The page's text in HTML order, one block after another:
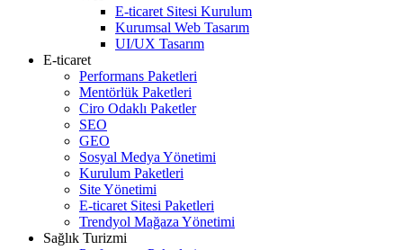
E-ticaret Sitesi Kurulum
Kurumsal Web Tasarım
UI/UX Tasarım
E-ticaret
Performans Paketleri
Mentörlük Paketleri
Ciro Odaklı Paketler
SEO
GEO
Sosyal Medya Yönetimi
Kurulum Paketleri
Site Yönetimi
E-ticaret Sitesi Paketleri
Trendyol Mağaza Yönetimi
Sağlık Turizmi